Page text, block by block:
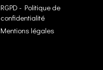
RGPD - Politique de
confidentialité
Mentions légales